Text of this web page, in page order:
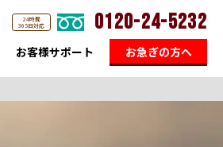
24時間
365日対応
0120-24-5232
お客様サポート お急ぎの方へ